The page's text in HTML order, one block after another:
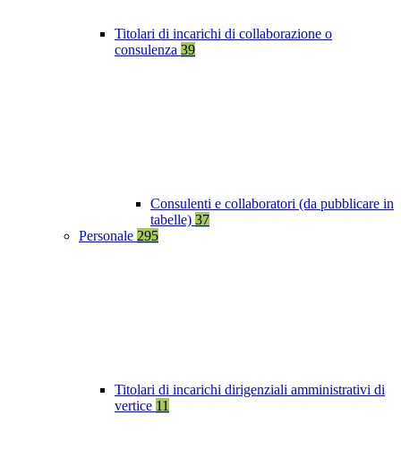
Titolari di incarichi di collaborazione o
consulenza 39
Consulenti e collaboratori (da pubblicare in
tabelle) 37
Personale 295
Titolari di incarichi dirigenziali amministrativi di
vertice 11